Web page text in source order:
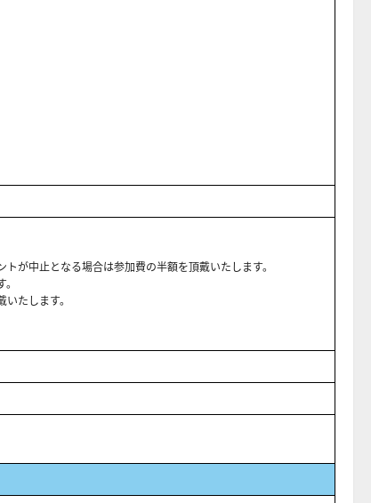
が中止となる場合は参加費の半額を頂戴いたします。
たします。